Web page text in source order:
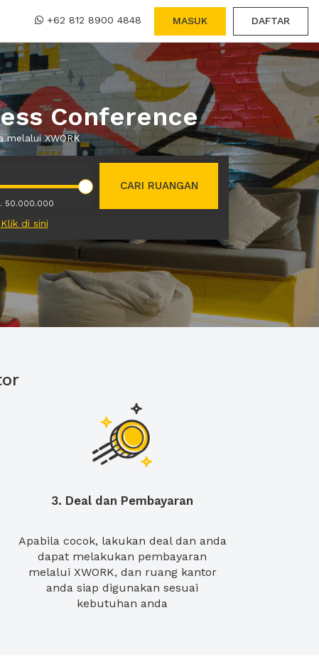
+62 812 8900 4848 MASUK DAFTAR
Conference
XWORK
50.000.000
CARI RUANGAN
Klik di sini
3. Deal dan Pembayaran
Apabila cocok, lakukan deal dan anda
dapat melakukan pembayaran
melalui XWORK, dan ruang kantor
anda siap digunakan sesuai
kebutuhan anda